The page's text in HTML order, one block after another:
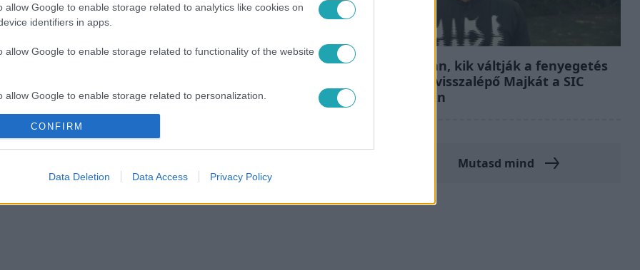
allow Google to enable storage related to analytics like cookies on
identifiers in apps.
allow Google to enable storage related to functionality of the website
allow Google to enable storage related to personalization.
allow Google to enable storage related to security, including
CONFIRM
Data Deletion Data Access Privacy Policy
#UTÁNZÁS
Megvan, kik váltják a fenyegetés
miatt visszalépő Majkát a SIC
Feszten
Mutasd mind